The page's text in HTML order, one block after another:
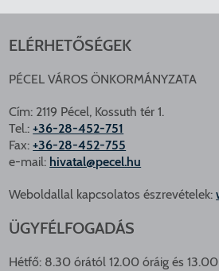
ELÉRHETŐSÉGEK
PÉCEL VÁROS ÖNKORMÁNYZATA
Cím: 2119 Pécel, Kossuth tér 1.
Tel.:+36-28-452-751
Fax:+36-28-452-755
e-mail: hivatal@pecel.hu
Weboldallal kapcsolatos észrevételek:
ÜGYFÉLFOGADÁS
Hétfő: 8.30 órától 12.00 óráig és